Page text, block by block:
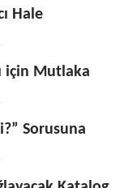
Hale
için Mutlaka
Sorusuna